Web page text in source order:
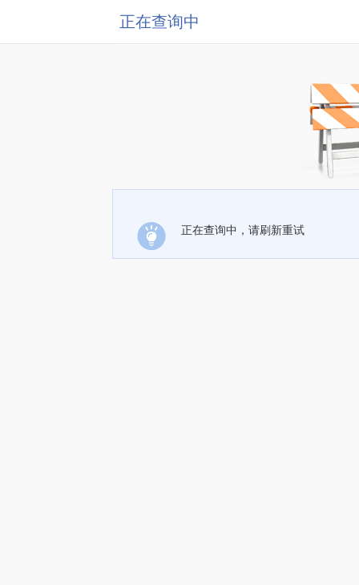
正在查询中
正在查询中，请刷新重试